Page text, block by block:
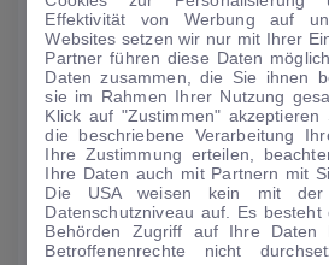
AUTO-MEDIENPORTAL: Genf 2024:
Premieren
Als einer der wenigen Autohersteller ist
Woche auf dem Auto-Salon in Genf
Quadratmeter groß...
MEHR LESEN
Effektivität von Werbung auf
Websites setzen wir nur mit Ihrer
Partner führen diese Daten
Daten zusammen, die Sie ihnen
sie im Rahmen Ihrer Nutzung
Klick auf "Zustimmen" akzeptieren
die beschriebene Verarbeitung
Ihre Zustimmung erteilen,
Ihre Daten auch mit Partnern mit
Die USA weisen kein mit der
Datenschutzniveau auf. Es besteht
Behörden Zugriff auf Ihre Daten
Betroffenenrechte nicht